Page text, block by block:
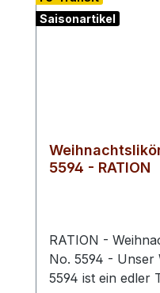
Saisonartikel
5594 - RATION
RATION -
No. 5594 - Unser
5594 ist ein edler